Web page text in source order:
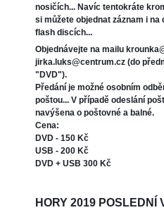
nosičích... Navíc tentokráte kr
si můžete objednat záznam i na
flash discích...
Objednávejte na mailu
jirka.luks@centrum.cz (do
"DVD").
Předání je možné osobním
poštou... V případě odeslání
navýšena o poštovné a balné.
Cena:
DVD - 150 Kč
USB - 200 Kč
DVD + USB 300 Kč
HORY 2019 POSLEDNÍ